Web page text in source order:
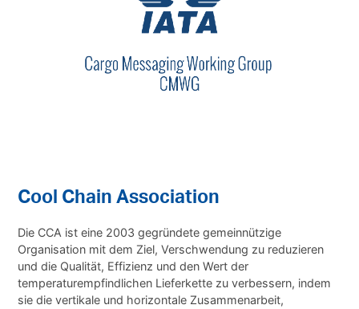
Cool Chain Association
Die CCA ist eine 2003 gegründete gemeinnützige
Organisation mit dem Ziel, Verschwendung zu reduzieren
und die Qualität, Effizienz und den Wert der
temperaturempfindlichen Lieferkette zu verbessern, indem
sie die vertikale und horizontale Zusammenarbeit,